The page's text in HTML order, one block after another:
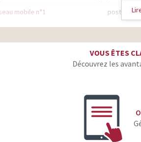
mobile n°1
post-
– Chaque minute compte
post-
Et si votre appli vous aidait à
post-
utiles, toujours utiles pour vouspost-
post-
post-
VOUS ÊTES
Découvrez les